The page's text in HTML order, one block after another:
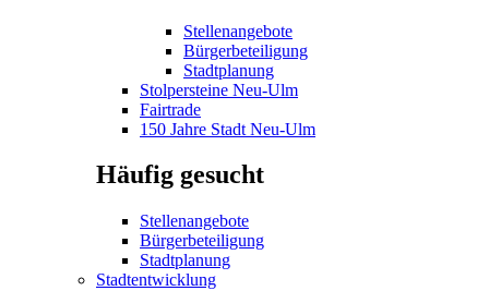
Stellenangebote
Bürgerbeteiligung
Stadtplanung
Stolpersteine Neu-Ulm
Fairtrade
150 Jahre Stadt Neu-Ulm
Häufig gesucht
Stellenangebote
Bürgerbeteiligung
Stadtplanung
Stadtentwicklung